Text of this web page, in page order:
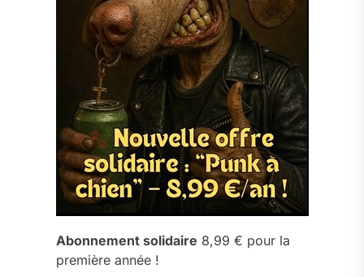
Abonnement solidaire 8,99 € pour la
première année !